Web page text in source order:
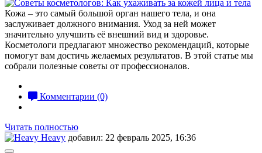
Кожа – это самый большой орган нашего тела, и она
заслуживает должного внимания. Уход за ней может
значительно улучшить её внешний вид и здоровье.
Косметологи предлагают множество рекомендаций, которые
помогут вам достичь желаемых результатов. В этой статье мы
собрали полезные советы от профессионалов.
Комментарии (0)
Читать полностью
Heavy добавил: 22 февраль 2025, 16:36